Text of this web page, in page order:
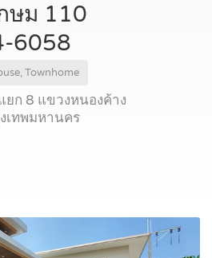
ษม 110
6058
Townhome
ยก 8 แขวงหนองค้าง
เทพมหานคร